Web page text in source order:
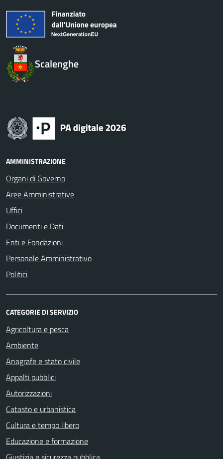
Scalenghe
AMMINISTRAZIONE
Organi di Governo
Aree Amministrative
Uffici
Documenti e Dati
Enti e Fondazioni
Personale Amministrativo
Politici
CATEGORIE DI SERVIZIO
Agricoltura e pesca
Ambiente
Anagrafe e stato civile
Appalti pubblici
Autorizzazioni
Catasto e urbanistica
Cultura e tempo libero
Educazione e formazione